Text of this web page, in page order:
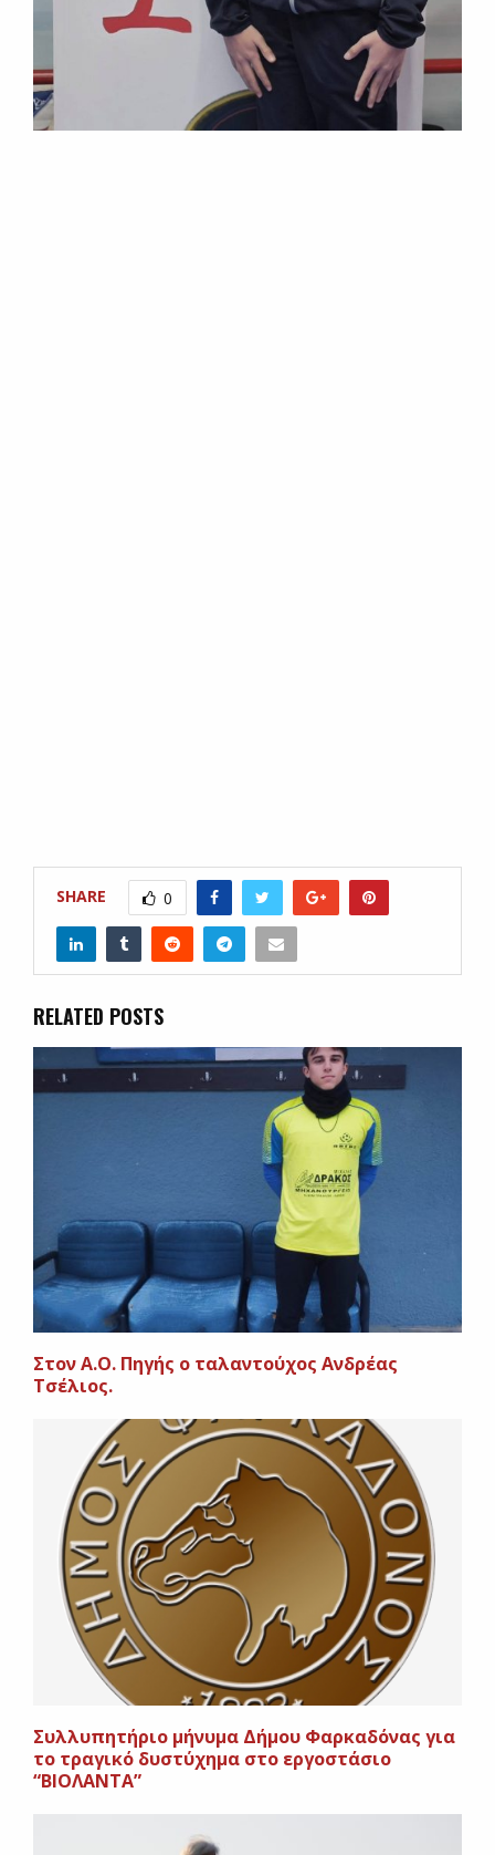
SHARE 0
RELATED POSTS
Στον Α.Ο. Πηγής ο ταλαντούχος Ανδρέας
Τσέλιος.
Συλλυπητήριο μήνυμα Δήμου Φαρκαδόνας για
το τραγικό δυστύχημα στο εργοστάσιο
“ΒΙΟΛΑΝΤΑ”